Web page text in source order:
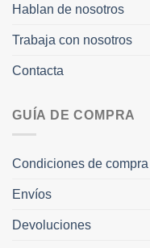
Hablan de nosotros
Trabaja con nosotros
Contacta
GUÍA DE COMPRA
Condiciones de compra
Envíos
Devoluciones